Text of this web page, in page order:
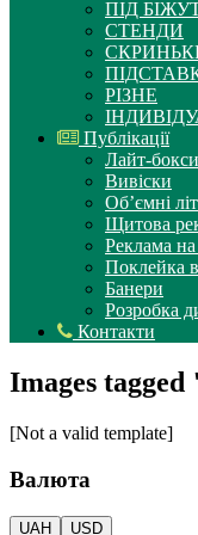
ПІД
СТЕНДИ
РІЗНЕ
Публікації
Лайт-бокси
Вивіски
Об’ємні
Щитова
Реклама на
Поклейка
Банери
Розробка
Контакти
Images
[Not a valid template]
Валюта